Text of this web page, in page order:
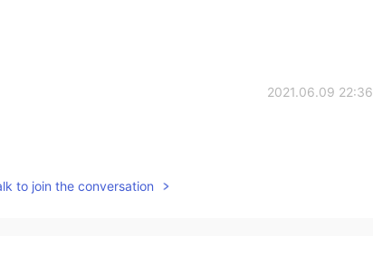
2021.06.09 22:36
to join the conversation